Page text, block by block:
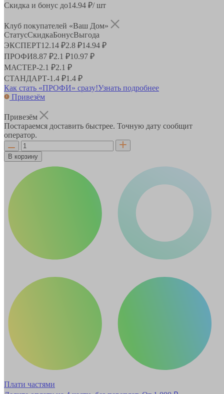
Скидка и бонус до14.94 ₽/ шт
Клуб покупателей «Ваш Дом»
СтатусСкидкаБонусВыгода
ЭКСПЕРТ12.14 ₽2.8 ₽14.94 ₽
ПРОФИ8.87 ₽2.1 ₽10.97 ₽
МАСТЕР-2.1 ₽2.1 ₽
СТАНДАРТ-1.4 ₽1.4 ₽
Как стать «ПРОФИ» сразу!Узнать подробнее
Привезём
Привезём
Постараемся доставить быстрее. Точную дату сообщит
оператор.
В корзину
Плати частями